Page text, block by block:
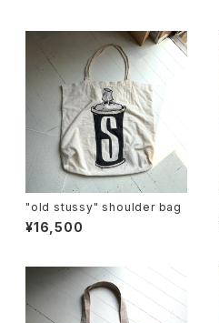
"old stussy" shoulder bag
¥16,500